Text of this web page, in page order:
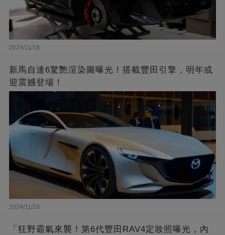
2024/11/18
新馬自達6驚艷渲染圖曝光！搭載豐田引擎，明年或
迎震撼登場！
2024/11/18
「狂野霸氣來襲！第6代豐田RAV4定妝照曝光，內